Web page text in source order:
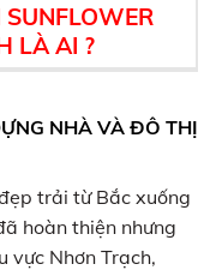
LÀ AI ?
NHÀ VÀ ĐÔ THỊ
trải từ Bắc xuống
hoàn thiện nhưng
vực Nhơn Trạch,